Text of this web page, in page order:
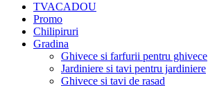
TVACADOU
Promo
Chilipiruri
Gradina
Ghivece si farfurii pentru ghivece
Jardiniere si tavi pentru jardiniere
Ghivece si tavi de rasad